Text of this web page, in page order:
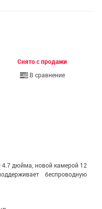
Снято с продажи
В сравнение
4.7 дюйма, новой камерой 12
беспроводную